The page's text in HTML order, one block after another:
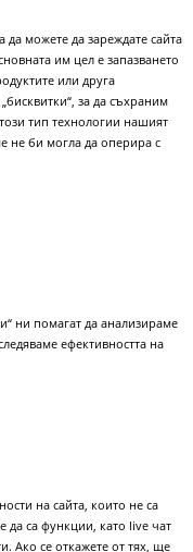
можете да зареждате сайта
им цел е запазването
или друга
за да съхраним
тип технологии нашият
не би могла да оперира с
ни помагат да анализираме
ефективността на
на сайта, които не са
да са функции, като live чат
Ако се откажете от тях, ще